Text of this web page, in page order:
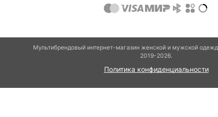
Мультибрендовый интернет-магазин женской и мужской
2019-2026.
Политика конфиденциальности